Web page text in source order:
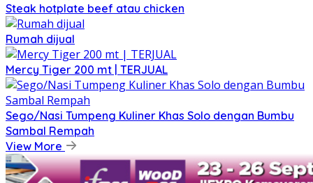
Steak hotplate beef atau chicken
Rumah dijual
Mercy Tiger 200 mt | TERJUAL
Sego/Nasi Tumpeng Kuliner Khas Solo dengan Bumbu
Sambal Rempah
View More